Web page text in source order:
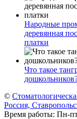
Народные
деревянная
платки
Что такое
©
Россия,
Время работы: Пн-